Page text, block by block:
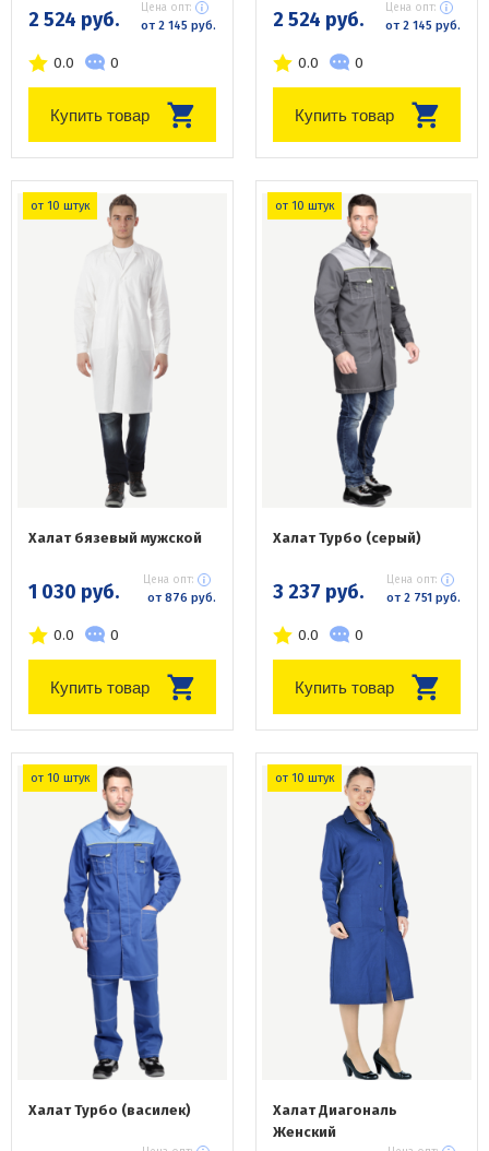
2 524 руб. Цена опт:
от 2 145 руб.
0.0 0
Купить товар
2 524 руб. Цена опт:
от 2 145 руб.
0.0 0
Купить товар
от 10 штук
Халат бязевый мужской
1 030 руб. Цена опт:
от 876 руб.
0.0 0
Купить товар
от 10 штук
Халат Турбо (серый)
3 237 руб. Цена опт:
от 2 751 руб.
0.0 0
Купить товар
от 10 штук
Халат Турбо (василек)
от 10 штук
Халат Диагональ
Женский